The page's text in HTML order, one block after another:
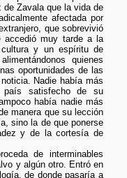
Zavala que la vida de
afectada por
que sobrevivió
accedió muy tarde a la
cultura y un espíritu de
quienes
oportunidades de las
Nadie había más
satisfecho de su
había nadie más
manera que su lección
sino la de que ponerse
y de la cortesía de
de interminables
y algún otro. Entró en
de donde pasaría a